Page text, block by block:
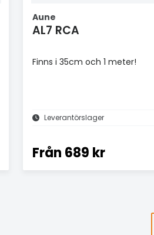
Aune
AL7 RCA
Finns i 35cm och 1 meter!
Leverantörslager
Från 689 kr